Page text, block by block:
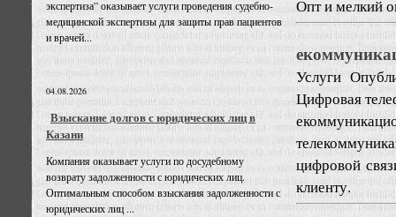
экспертиза” оказывает услуги проведения судебно-
медицинской экспертизы для защиты прав пациентов
и врачей...
04.08.2026
Взыскание долгов с юридических лиц в
Казани
Компания оказывает услуги по досудебному
возврату задолженности с юридических лиц.
Оптимальным способом взыскания задолженности с
юридических лиц ...
Опт и мелкий
Услуги
Цифровая
цифровой
клиенту.